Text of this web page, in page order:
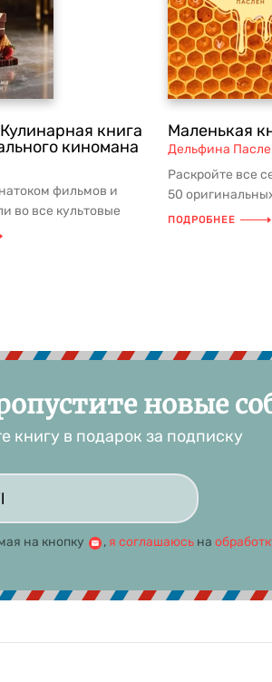
Кулинарная книга
киномана
фильмов и
во все культовые
этот ги...
Маленькая
Дельфина
Раскройте все
50
в этой книге!
ПОДРОБНЕЕ
новые
книгу в подарок за подписку
на кнопку , я соглашаюсь на